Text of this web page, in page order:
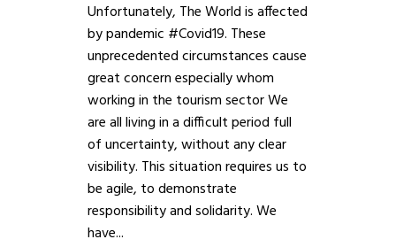
Unfortunately, The World is affected
by pandemic #Covid19. These
unprecedented circumstances cause
great concern especially whom
working in the tourism sector We
are all living in a difficult period full
of uncertainty, without any clear
visibility. This situation requires us to
be agile, to demonstrate
responsibility and solidarity. We
have